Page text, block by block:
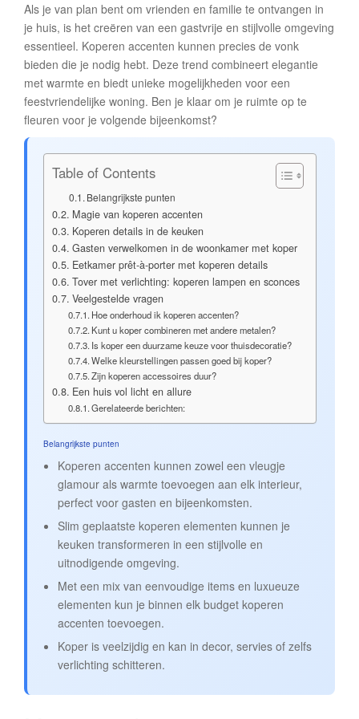
Als je van plan bent om vrienden en familie te ontvangen in
je huis, is het creëren van een gastvrije en stijlvolle omgeving
essentieel. Koperen accenten kunnen precies de vonk
bieden die je nodig hebt. Deze trend combineert elegantie
met warmte en biedt unieke mogelijkheden voor een
feestvriendelijke woning. Ben je klaar om je ruimte op te
fleuren voor je volgende bijeenkomst?
Table of Contents
Belangrijkste punten
Magie van koperen accenten
Koperen details in de keuken
Gasten verwelkomen in de woonkamer met koper
Eetkamer prêt-à-porter met koperen details
Tover met verlichting: koperen lampen en sconces
Veelgestelde vragen
Hoe onderhoud ik koperen accenten?
Kunt u koper combineren met andere metalen?
Is koper een duurzame keuze voor thuisdecoratie?
Welke kleurstellingen passen goed bij koper?
Zijn koperen accessoires duur?
Een huis vol licht en allure
Gerelateerde berichten:
Belangrijkste punten
Koperen accenten kunnen zowel een vleugje
glamour als warmte toevoegen aan elk interieur,
perfect voor gasten en bijeenkomsten.
Slim geplaatste koperen elementen kunnen je
keuken transformeren in een stijlvolle en
uitnodigende omgeving.
Met een mix van eenvoudige items en luxueuze
elementen kun je binnen elk budget koperen
accenten toevoegen.
Koper is veelzijdig en kan in decor, servies of zelfs
verlichting schitteren.